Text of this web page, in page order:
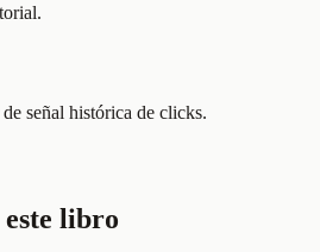
señal histórica de clicks.
libro